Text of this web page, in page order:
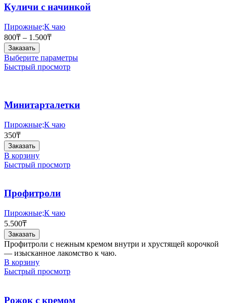
Куличи с начинкой
Пирожные;К чаю
800₸ – 1.500₸
Заказать
Выберите параметрыЭтот
Опции
можно
Быстрый просмотр
Минитарталетки
Пирожные;К чаю
350₸
Заказать
В корзину
Быстрый просмотр
Профитроли
Пирожные;К чаю
5.500₸
Заказать
Профитроли с нежным кремом внутри и хрустящей корочкой
— изысканное лакомство к чаю.
В корзину
Быстрый просмотр
Рожок с кремом